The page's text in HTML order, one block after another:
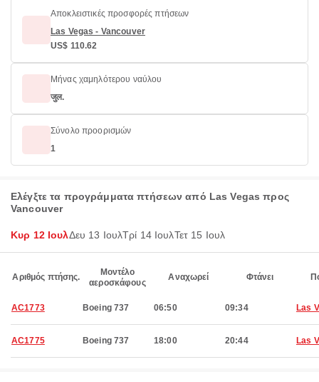
Αποκλειστικές προσφορές πτήσεων
Las Vegas - Vancouver
US$ 110.62
Μήνας χαμηλότερου ναύλου
जुल.
Σύνολο προορισμών
1
Ελέγξτε τα προγράμματα πτήσεων από Las Vegas προς
Vancouver
Κυρ 12 ΙουλΔευ 13 ΙουλΤρί 14 ΙουλΤετ 15 Ιουλ
Αριθμός πτήσης.
Μοντέλο
αεροσκάφους
Αναχωρεί Φτάνει
AC1773 Boeing 737 06:50 09:34 Las
AC1775 Boeing 737 18:00 20:44 Las